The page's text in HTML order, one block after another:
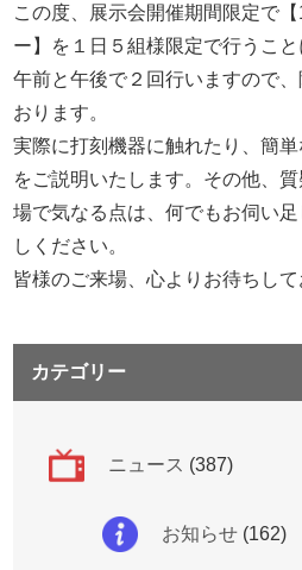
この度、展示会開催期間限定で
ー】を１日５組様限定で行うこと
午前と午後で２回行いますので
おります。
実際に打刻機器に触れたり、簡
をご説明いたします。その他、
場で気なる点は、何でもお伺い
しください。
皆様のご来場、心よりお待ちして
カテゴリー
ニュース (387)
お知らせ (162)